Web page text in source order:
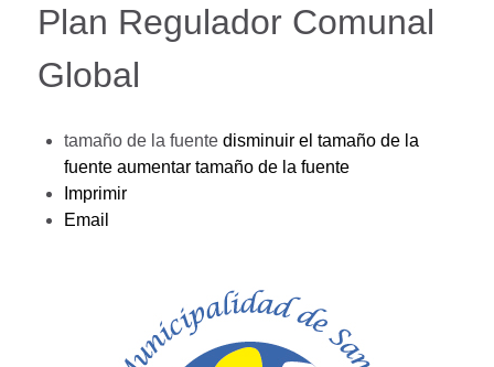
Plan Regulador Comunal
Global
tamaño de la fuente disminuir el tamaño de la
fuente aumentar tamaño de la fuente
Imprimir
Email